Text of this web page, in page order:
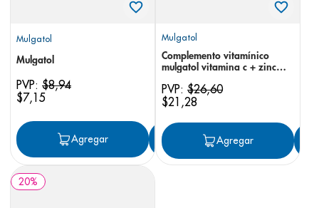
Mulgatol
Mulgatol
PVP: $8,94
$7,15
Agregar Agregar
Mulgatol
Complemento vitamínico
mulgatol vitamina c + zinc
PVP: $26,60
$21 ,28
Agregar
20%